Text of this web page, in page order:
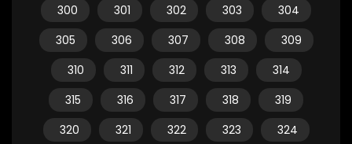
300
301 302 303
304
305
306 307 308
309
310
311 312 313
314
315
316 317 318
319
320
321 322 323
324